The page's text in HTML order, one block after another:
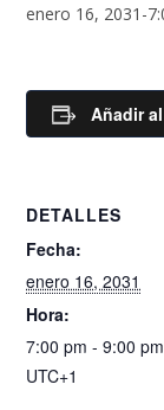
enero 16, 2031-
Añadir
DETALLES
Fecha:
enero 16, 2031
Hora:
7:00 pm - 9:00 pm
UTC+1